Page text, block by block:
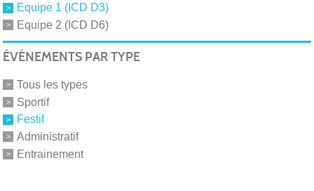
Equipe 1 (ICD D3)
Equipe 2 (ICD D6)
ÉVÉNEMENTS PAR TYPE
Tous les types
Sportif
Festif
Administratif
Entrainement